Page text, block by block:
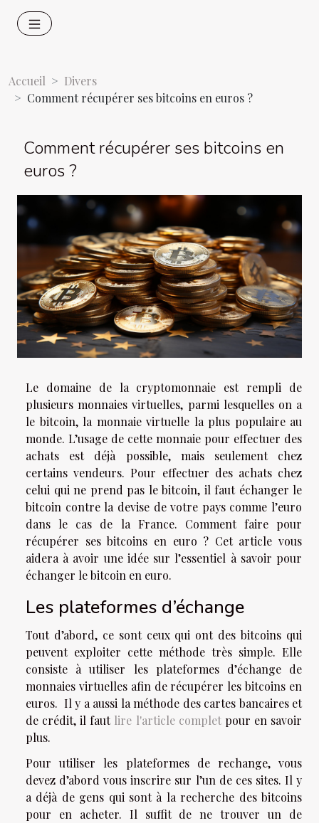
Accueil
Divers
Comment récupérer ses bitcoins en euros ?
Comment récupérer ses bitcoins en
euros ?
Le domaine de la cryptomonnaie est rempli de
plusieurs monnaies virtuelles, parmi lesquelles on a
le bitcoin, la monnaie virtuelle la plus populaire au
monde. L’usage de cette monnaie pour effectuer des
achats est déjà possible, mais seulement chez
certains vendeurs. Pour effectuer des achats chez
celui qui ne prend pas le bitcoin, il faut échanger le
bitcoin contre la devise de votre pays comme l’euro
dans le cas de la France. Comment faire pour
récupérer ses bitcoins en euro ? Cet article vous
aidera à avoir une idée sur l’essentiel à savoir pour
échanger le bitcoin en euro.
Les plateformes d’échange
Tout d’abord, ce sont ceux qui ont des bitcoins qui
peuvent exploiter cette méthode très simple. Elle
consiste à utiliser les plateformes d’échange de
monnaies virtuelles afin de récupérer les bitcoins en
euros. Il y a aussi la méthode des cartes bancaires et
de crédit, il faut lire l'article completpour en savoir
plus.
Pour utiliser les plateformes de rechange, vous
devez d’abord vous inscrire sur l’un de ces sites. Il y
a déjà de gens qui sont à la recherche des bitcoins
pour en acheter. Il suffit de ne trouver un de